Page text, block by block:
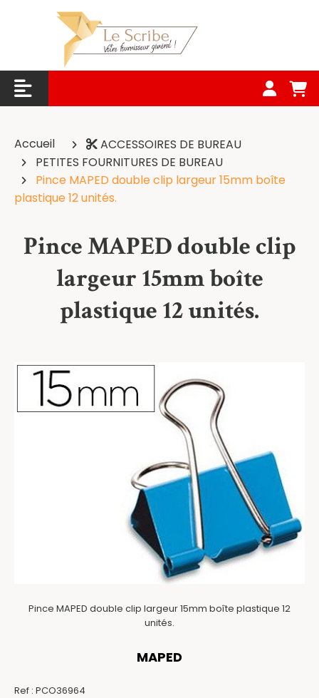
Accueil
ACCESSOIRES DE BUREAU
PETITES FOURNITURES DE BUREAU
Pince MAPED double clip largeur 15mm boîte
plastique 12 unités.
Pince MAPED double clip
largeur 15mm boîte
plastique 12 unités.
Pince MAPED double clip largeur 15mm boîte plastique 12
unités.
MAPED
Ref : PCO36964